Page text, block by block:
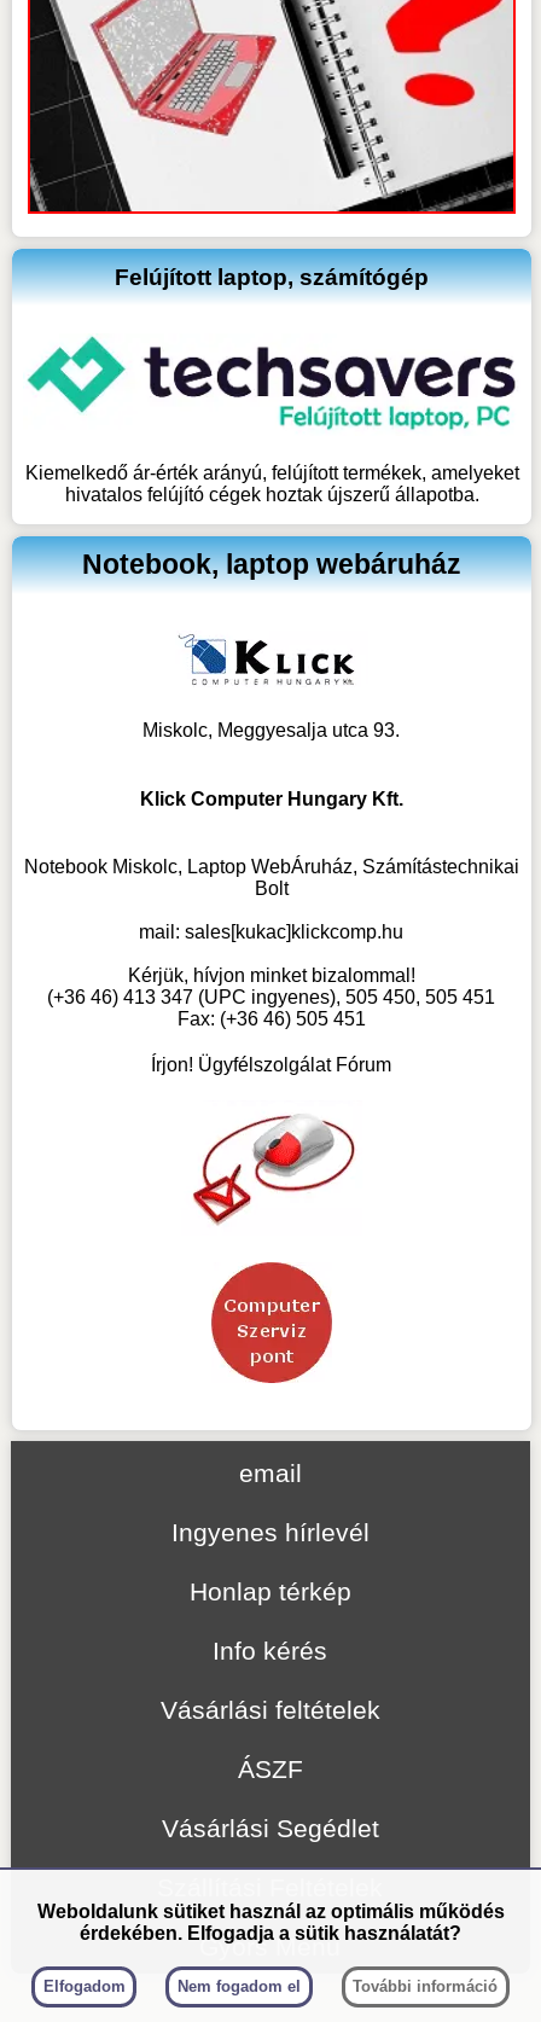
Felújított laptop, számítógép
Kiemelkedő ár-érték arányú, felújított termékek, amelyeket
hivatalos felújító cégek hoztak újszerű állapotba.
Notebook, laptop webáruház
Miskolc, Meggyesalja utca 93.
Klick Computer Hungary Kft.
Notebook Miskolc, Laptop WebÁruház, Számítástechnikai
Bolt
mail:sales[kukac]klickcomp.hu
Kérjük, hívjon minket bizalommal!
(+36 46) 413 347 (UPC ingyenes), 505 450, 505 451
Fax: (+36 46) 505 451
Írjon! Ügyfélszolgálat Fórum
email
Ingyenes hírlevél
Honlap térkép
Info kérés
Vásárlási feltételek
ÁSZF
Vásárlási Segédlet
Gyors Menü
Weboldalunk sütiket használ az optimális működés
érdekében. Elfogadja a sütik használatát?
Elfogadom Nem fogadom el További információ